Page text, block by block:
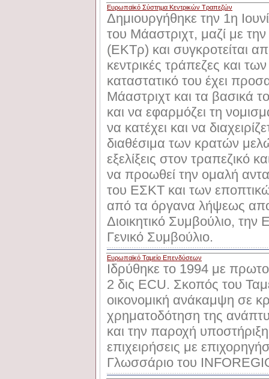
Ευρωπαϊκό Σύστημα Κεντρικών Τραπεζών
Δημιουργήθηκε την 1η
του Mάαστριχτ, μαζί με
(EKTρ) και συγκροτείται
κεντρικές τράπεζες και
καταστατικό του έχει
Mάαστριχτ και τα βασικά
και να εφαρμόζει τη
να κατέχει και να
διαθέσιμα των κρατών
εξελίξεις στον τραπεζικό
να προωθεί την ομαλή
του EΣKT και των
από τα όργανα λήψεως
Διοικητικό Συμβούλιο, την
Γενικό Συμβούλιο.
Ευρωπαϊκό Ταμείο Επενδύσεων
Ιδρύθηκε το 1994 με
2 δις ECU. Σκοπός του
οικονομική ανάκαμψη σε
χρηματοδότηση της
και την παροχή
επιχειρήσεις με
Γλωσσάριο του